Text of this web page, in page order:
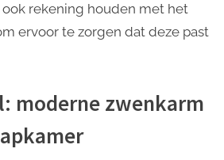
rekening houden met het
ervoor te zorgen dat deze past
moderne zwenkarm